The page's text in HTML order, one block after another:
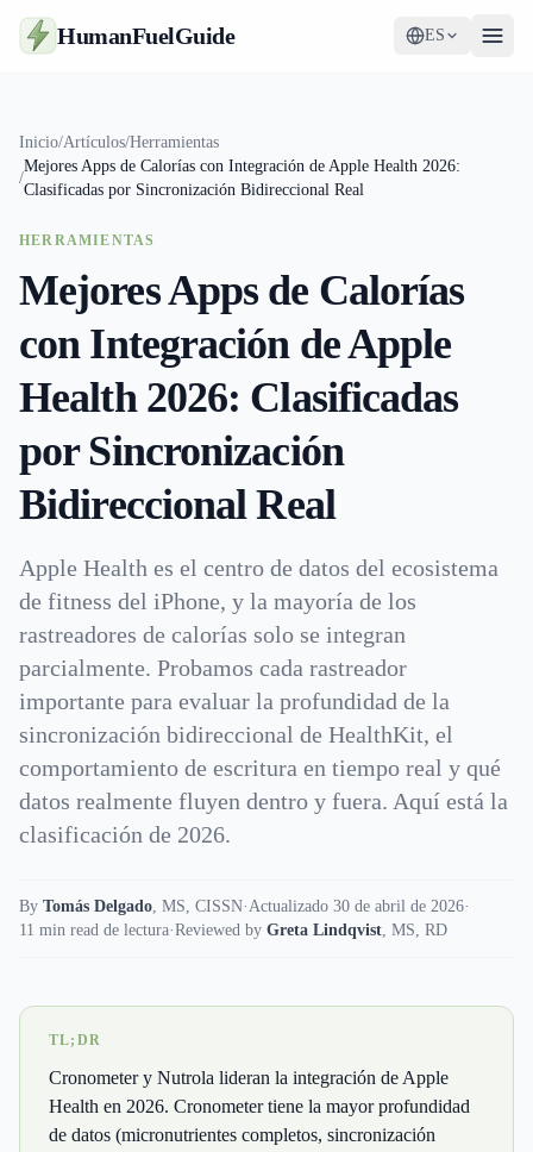
HumanFuelGuide ES
Herramientas
Estrategia
Inicio/Artículos/Herramientas
/
Mejores Apps de Calorías con Integración de Apple Health 2026:
Clasificadas por Sincronización Bidireccional Real
HERRAMIENTAS
Mejores Apps de Calorías
con Integración de Apple
Health 2026: Clasificadas
por Sincronización
Bidireccional Real
Apple Health es el centro de datos del ecosistema
de fitness del iPhone, y la mayoría de los
rastreadores de calorías solo se integran
parcialmente. Probamos cada rastreador
importante para evaluar la profundidad de la
sincronización bidireccional de HealthKit, el
comportamiento de escritura en tiempo real y qué
datos realmente fluyen dentro y fuera. Aquí está la
clasificación de 2026.
By Tomás Delgado, MS, CISSN·Actualizado 30 de abril de 2026·
11 min read de lectura·Reviewed by Greta Lindqvist, MS, RD
TL;DR
Cronometer y Nutrola lideran la integración de Apple
Health en 2026. Cronometer tiene la mayor profundidad
de datos (micronutrientes completos, sincronización